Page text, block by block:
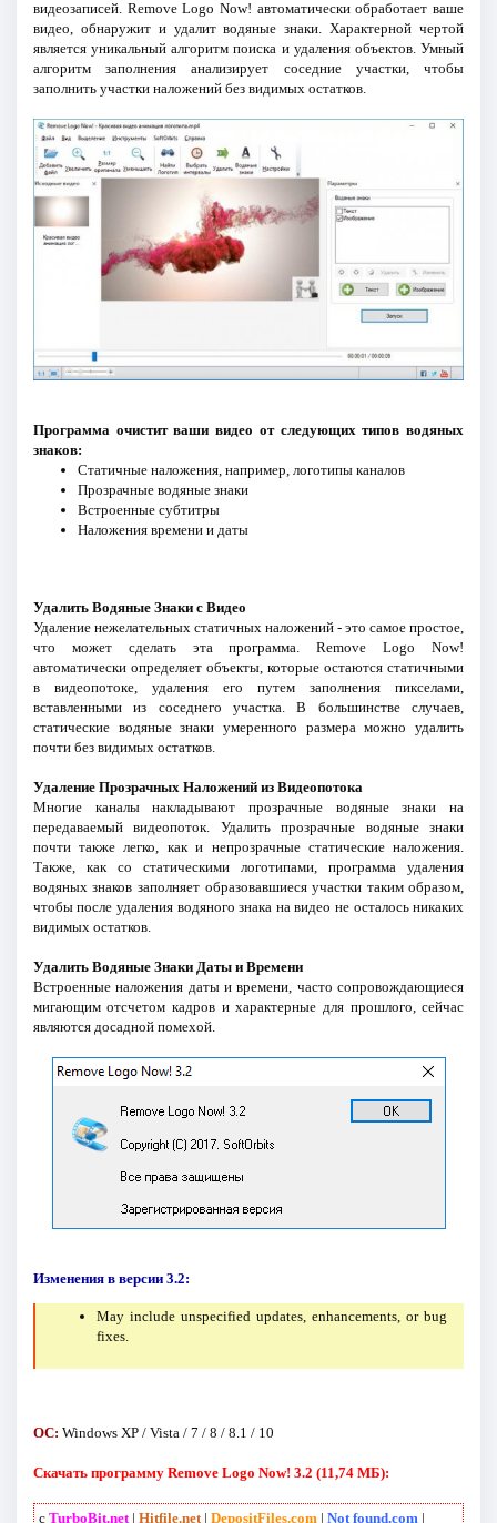
видеозаписей. Remove Logo Now! автоматически обработает ваше
видео, обнаружит и удалит водяные знаки. Характерной чертой
является уникальный алгоритм поиска и удаления объектов. Умный
алгоритм заполнения анализирует соседние участки, чтобы
заполнить участки наложений без видимых остатков.
Программа очистит ваши видео от следующих типов водяных
знаков:
Статичные наложения, например, логотипы каналов
Прозрачные водяные знаки
Встроенные субтитры
Наложения времени и даты
Удалить Водяные Знаки с Видео
Удаление нежелательных статичных наложений - это самое простое,
что может сделать эта программа. Remove Logo Now!
автоматически определяет объекты, которые остаются статичными
в видеопотоке, удаления его путем заполнения пикселами,
вставленными из соседнего участка. В большинстве случаев,
статические водяные знаки умеренного размера можно удалить
почти без видимых остатков.
Удаление Прозрачных Наложений из Видеопотока
Многие каналы накладывают прозрачные водяные знаки на
передаваемый видеопоток. Удалить прозрачные водяные знаки
почти также легко, как и непрозрачные статические наложения.
Также, как со статическими логотипами, программа удаления
водяных знаков заполняет образовавшиеся участки таким образом,
чтобы после удаления водяного знака на видео не осталось никаких
видимых остатков.
Удалить Водяные Знаки Даты и Времени
Встроенные наложения даты и времени, часто сопровождающиеся
мигающим отсчетом кадров и характерные для прошлого, сейчас
являются досадной помехой.
Изменения в версии 3.2:
May include unspecified updates, enhancements, or bug
fixes.
ОС: Windows XP / Vista / 7 / 8 / 8.1 / 10
Скачать программу Remove Logo Now! 3.2 (11,74 МБ):
с TurboBit.net| Hitfile.net| DepositFiles.com| Not found.com|